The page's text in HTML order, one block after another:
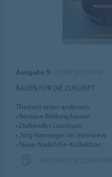
Ausgabe 9
BAUEN FÜR DIE ZUKUNFT
Themen unter anderem:
• Bessere Bildung bauen
• Duftendes Linoleum
• Jörg Ramseger im Interview
• Neue Nadelvlie-Kollektion